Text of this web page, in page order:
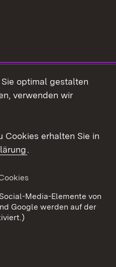
Datenschutz
Cookies
optimal gestalten
verwenden wir
Cookies erhalten Sie in
.
Media-Elemente von
Google werden auf der